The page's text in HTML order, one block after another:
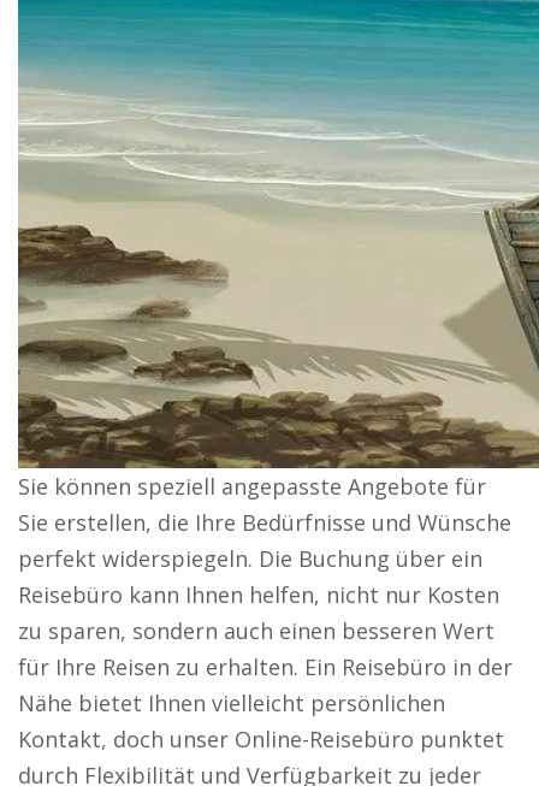
Sie können speziell angepasste Angebote für
Sie erstellen, die Ihre Bedürfnisse und Wünsche
perfekt widerspiegeln. Die Buchung über ein
Reisebüro kann Ihnen helfen, nicht nur Kosten
zu sparen, sondern auch einen besseren Wert
für Ihre Reisen zu erhalten. Ein Reisebüro in der
Nähe bietet Ihnen vielleicht persönlichen
Kontakt, doch unser Online-Reisebüro punktet
durch Flexibilität und Verfügbarkeit zu jeder